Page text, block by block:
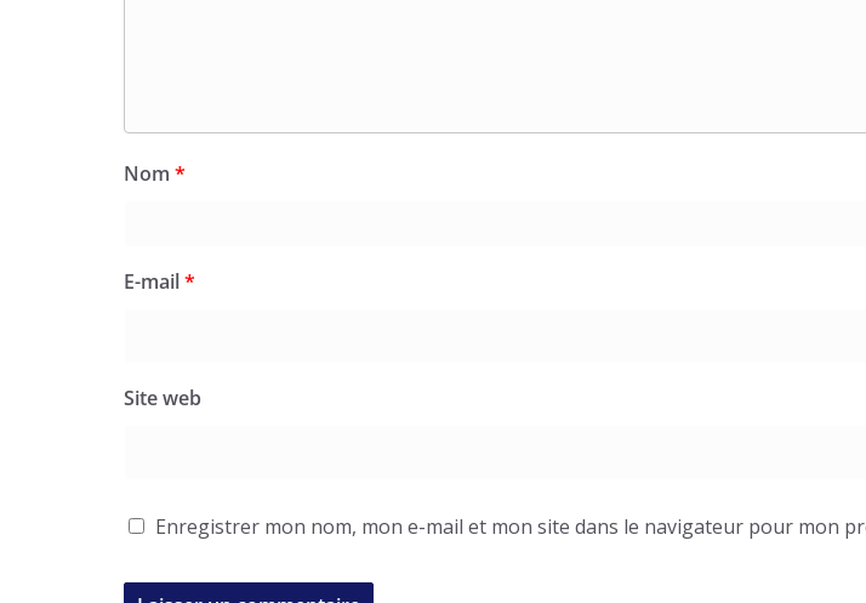
Nom *
E-mail*
Site web
Enregistrer mon nom, mon e-mail et mon site dans le navigateur pour mon